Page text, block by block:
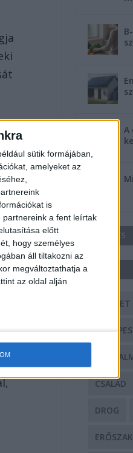
sütik formájában,
amelyeket az
is
partnereink a fent leírtak
előtt
hogy személyes
áll tiltakozni az
megváltoztathatja a
az oldal alján
A
HIRDETÉS
BALESET
CSALÁD
DROG
ERŐSZAK